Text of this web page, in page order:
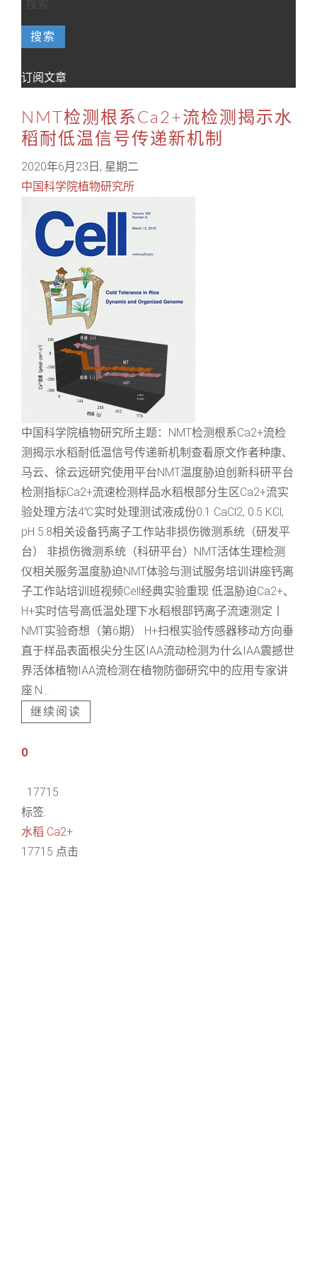
搜索
订阅文章
NMT检测根系Ca2+流检测揭示水
稻耐低温信号传递新机制
2020年6月23日, 星期二
中国科学院植物研究所
中国科学院植物研究所主题：NMT检测根系Ca2+流检
测揭示水稻耐低温信号传递新机制查看原文作者种康、
马云、徐云远研究使用平台NMT温度胁迫创新科研平台
检测指标Ca2+流速检测样品水稻根部分生区Ca2+流实
验处理方法4℃实时处理测试液成份0.1 CaCl2, 0.5 KCl,
pH 5.8相关设备钙离子工作站非损伤微测系统（研发平
台） 非损伤微测系统（科研平台）NMT活体生理检测
仪相关服务温度胁迫NMT体验与测试服务培训讲座钙离
子工作站培训班视频Cell经典实验重现 低温胁迫Ca2+、
H+实时信号高低温处理下水稻根部钙离子流速测定丨
NMT实验奇想（第6期） H+扫根实验传感器移动方向垂
直于样品表面根尖分生区IAA流动检测为什么IAA震撼世
界活体植物IAA流检测在植物防御研究中的应用专家讲
座:N...
继续阅读
0
17715
标签:
水稻 Ca2+
17715 点击